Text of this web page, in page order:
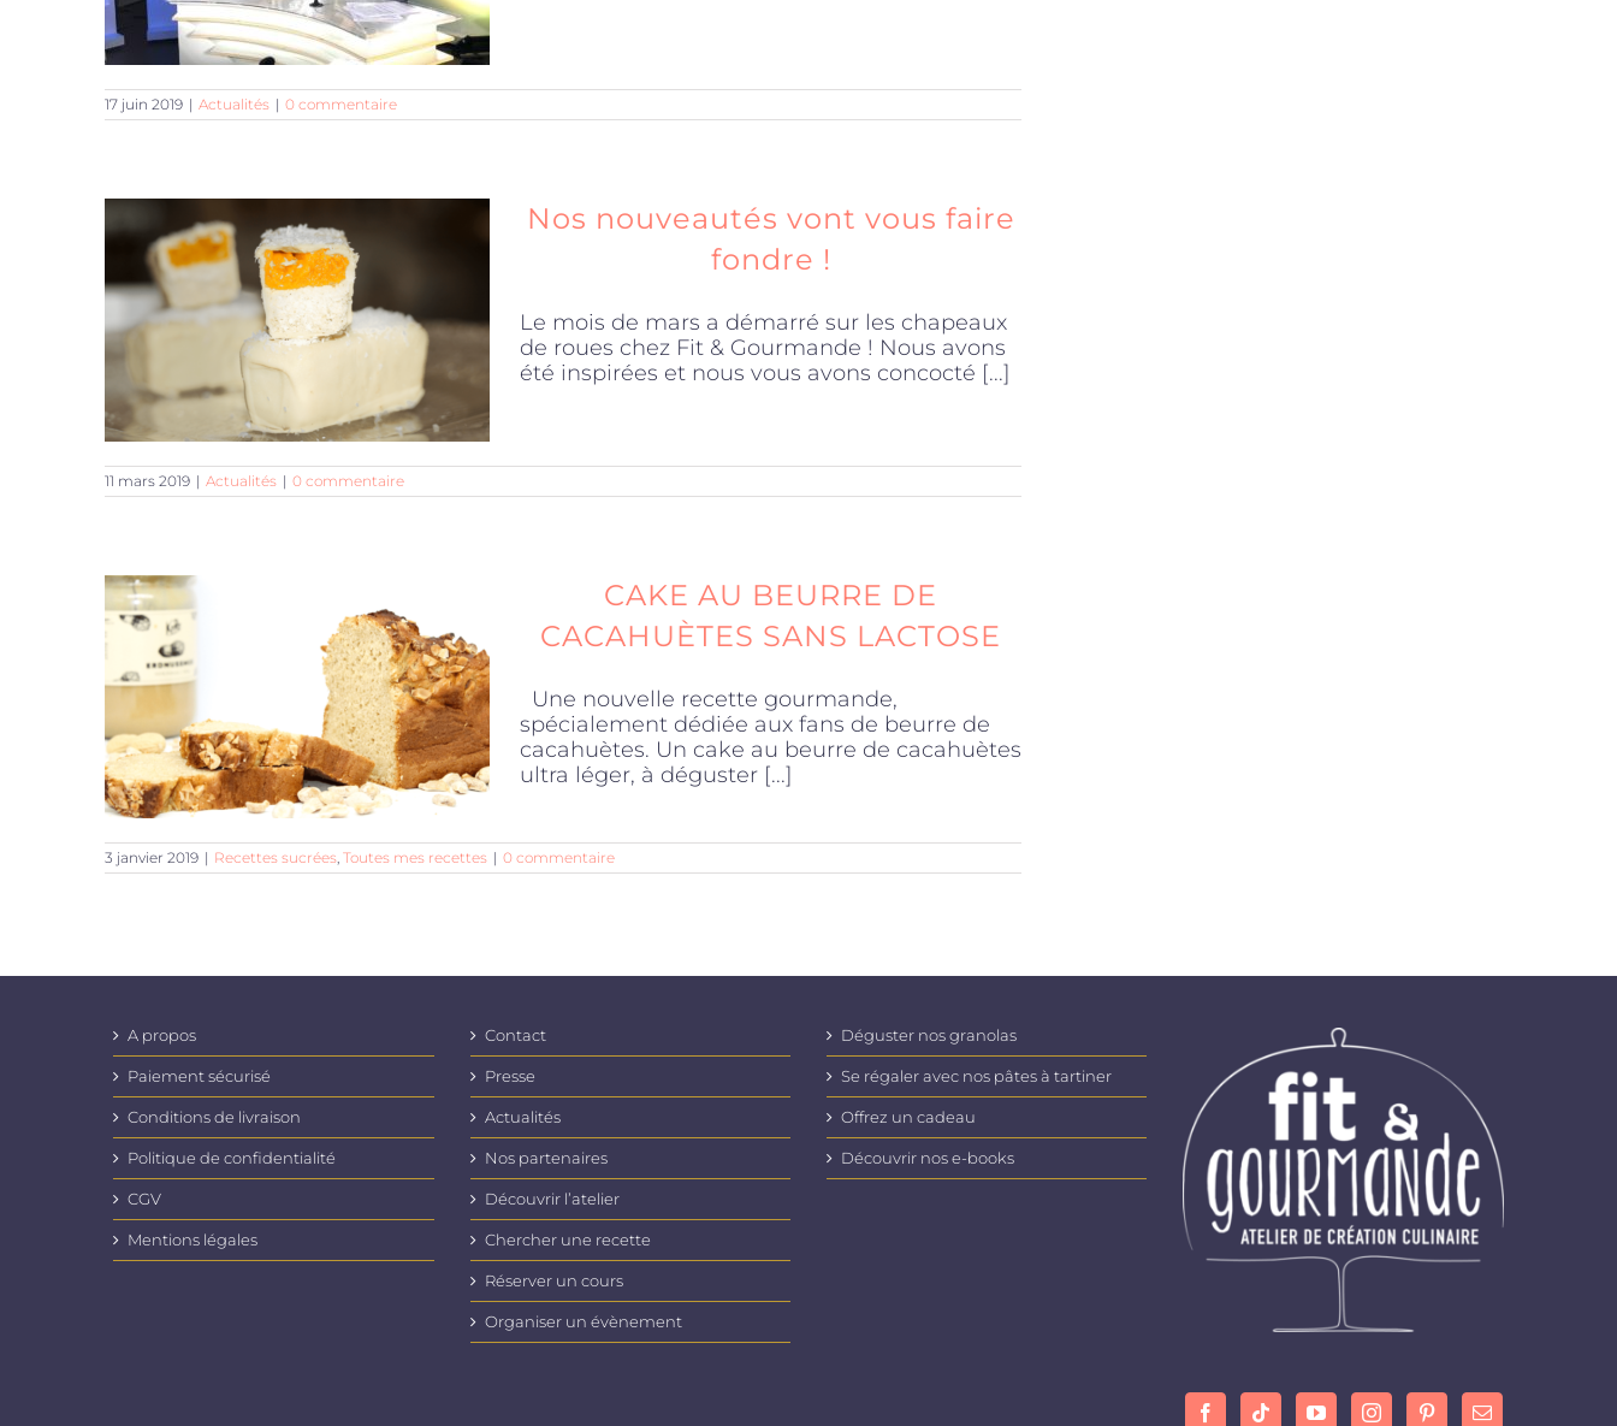
17 juin 2019 | Actualités | 0 commentaire
Nos nouveautés vont vous faire
fondre !
Le mois de mars a démarré sur les chapeaux
de roues chez Fit & Gourmande ! Nous avons
été inspirées et nous vous avons concocté [...]
11 mars 2019 | Actualités | 0 commentaire
CAKE AU BEURRE DE
CACAHUÈTES SANS LACTOSE
Une nouvelle recette gourmande,
spécialement dédiée aux fans de beurre de
cacahuètes. Un cake au beurre de cacahuètes
ultra léger, à déguster [...]
3 janvier 2019 | Recettes sucrées, Toutes mes recettes | 0 commentaire
A propos
Paiement sécurisé
Conditions de livraison
Politique de confidentialité
CGV
Mentions légales
Contact
Presse
Actualités
Nos partenaires
Découvrir l’atelier
Chercher une recette
Réserver un cours
Organiser un évènement
Déguster nos granolas
Se régaler avec nos pâtes à tartiner
Offrez un cadeau
Découvrir nos e-books